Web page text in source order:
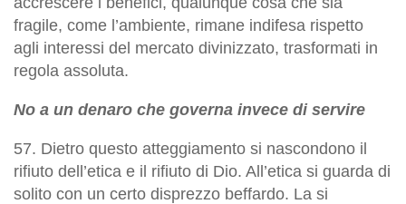
fragile, come l’ambiente, rimane indifesa rispetto
agli interessi del mercato divinizzato, trasformati in
regola assoluta.
No a un denaro che governa invece di servire
57. Dietro questo atteggiamento si nascondono il
rifiuto dell’etica e il rifiuto di Dio. All’etica si guarda di
solito con un certo disprezzo beffardo. La si